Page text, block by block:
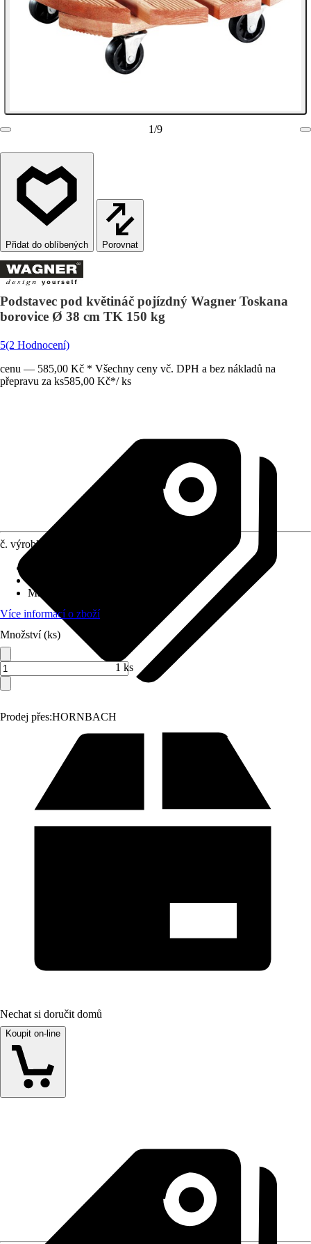
1/9
Porovnat
Podstavec pod květináč pojízdný Wagner Toskana
borovice Ø 38 cm TK 150 kg
5(2 Hodnocení)
cenu — 585,00 Kč * Všechny ceny vč. DPH a bez nákladů na
přepravu za ks585,00 Kč*/ ks
Prodej přes:HORNBACH
č. výrobku
Materiál
Více informací o zboží
Množství (ks)
1 ks
Nechat si doručit domů
Koupit on-line